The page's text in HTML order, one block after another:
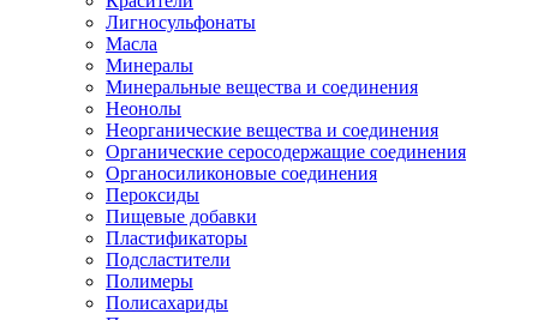
Лигносульфонаты
Масла
Минералы
Минеральные вещества и соединения
Неонолы
Неорганические вещества и соединения
Органические серосодержащие соединения
Органосиликоновые соединения
Пероксиды
Пищевые добавки
Пластификаторы
Подсластители
Полимеры
Полисахариды